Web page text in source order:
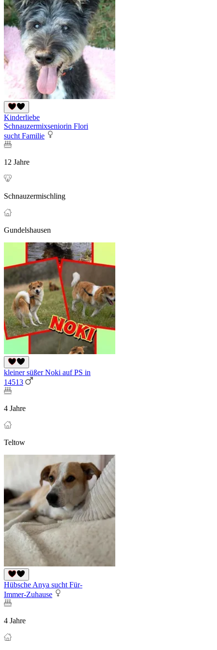
Kinderliebe
Schnauzermixseniorin Flori
sucht Familie
12 Jahre
Schnauzermischling
Gundelshausen
kleiner süßer Noki auf PS in
14513
4 Jahre
Teltow
Hübsche Anya sucht Für-
Immer-Zuhause
4 Jahre